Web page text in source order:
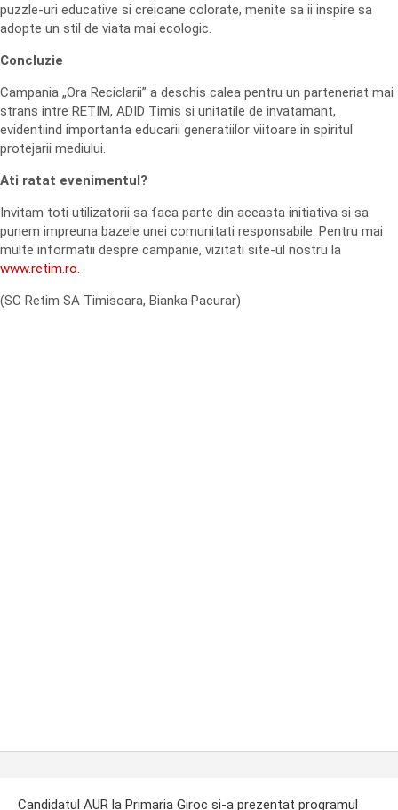
puzzle-uri educative si creioane colorate, menite sa ii inspire sa
adopte un stil de viata mai ecologic.
Concluzie
Campania „Ora Reciclarii” a deschis calea pentru un parteneriat mai
strans intre RETIM, ADID Timis si unitatile de invatamant,
evidentiind importanta educarii generatiilor viitoare in spiritul
protejarii mediului.
Ati ratat evenimentul?
Invitam toti utilizatorii sa faca parte din aceasta initiativa si sa
punem impreuna bazele unei comunitati responsabile. Pentru mai
multe informatii despre campanie, vizitati site-ul nostru la
www.retim.ro.
(SC Retim SA Timisoara, Bianka Pacurar)
Candidatul AUR la Primaria Giroc si-a prezentat programul